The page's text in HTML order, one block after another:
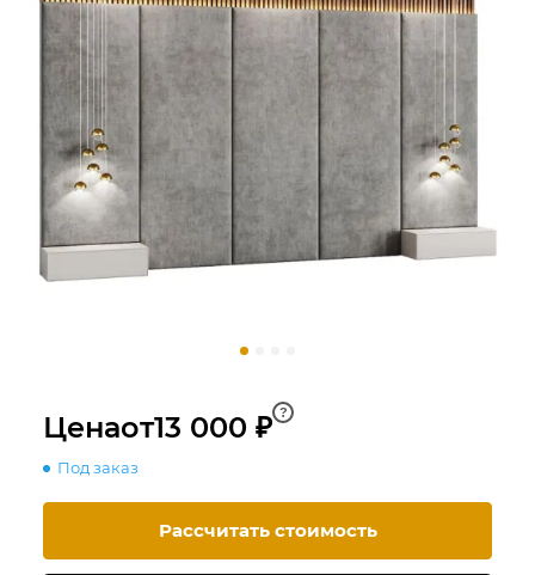
Ценаот13 000 ₽ ?
Под заказ
Рассчитать стоимость